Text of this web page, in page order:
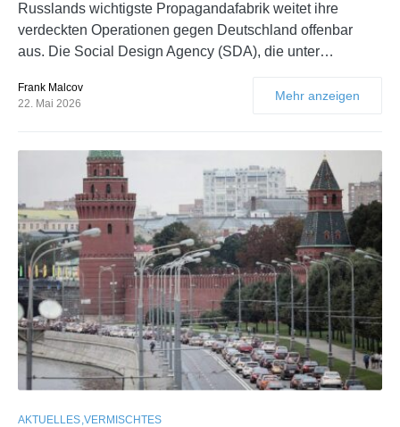
Russlands wichtigste Propagandafabrik weitet ihre
verdeckten Operationen gegen Deutschland offenbar
aus. Die Social Design Agency (SDA), die unter…
Frank Malcov
22. Mai 2026
Mehr anzeigen
AKTUELLES VERMISCHTES